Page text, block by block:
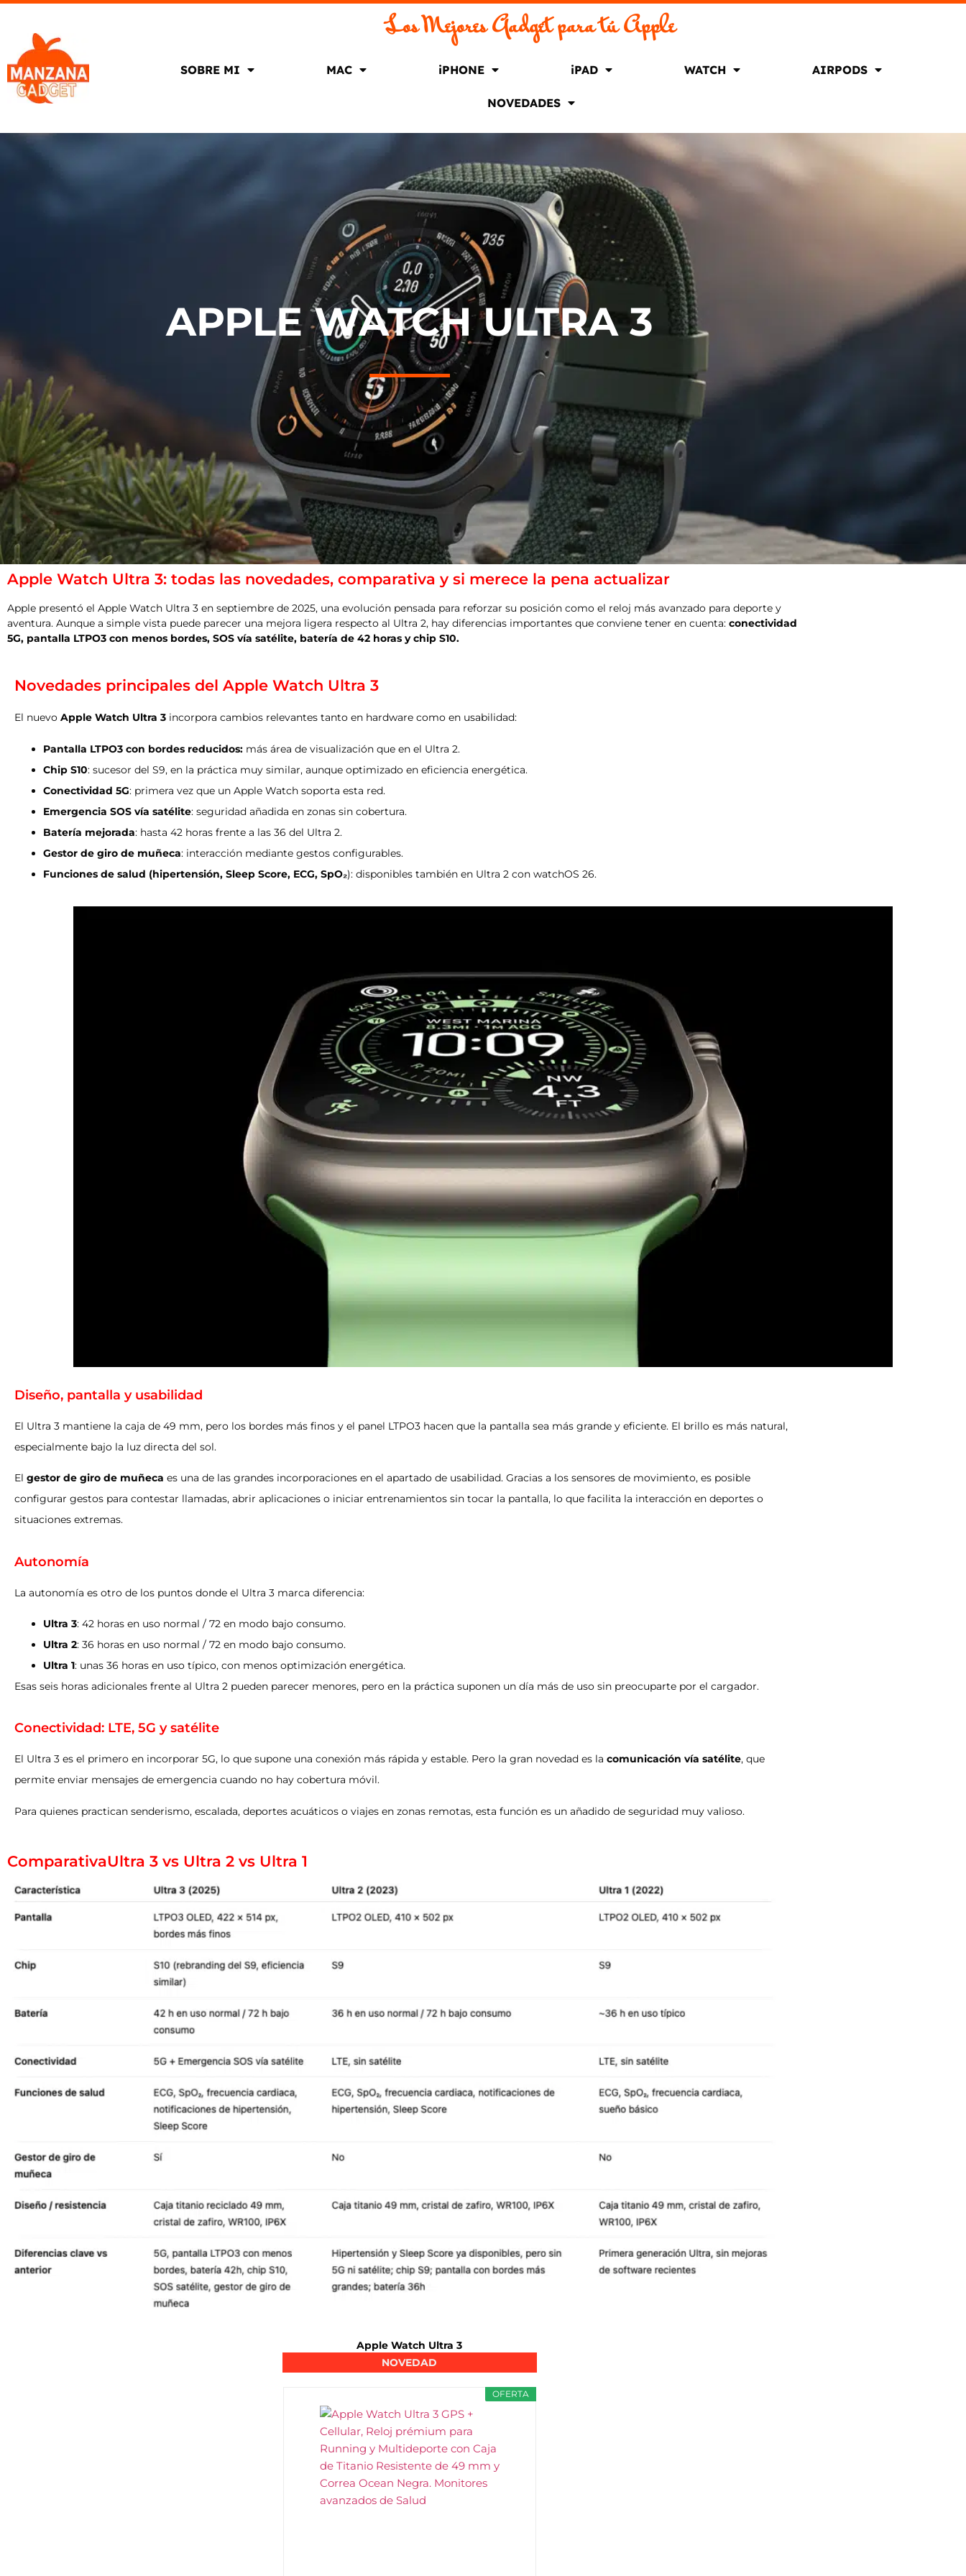
Los Mejores Gadget para tú Apple
SOBRE MI MAC iPHONE iPAD WATCH AIRPODS
NOVEDADES
APPLE WATCH ULTRA 3
Apple Watch Ultra 3: todas las novedades, comparativa y si merece la pena actualizar
Apple presentó el Apple Watch Ultra 3 en septiembre de 2025, una evolución pensada para reforzar su posición como el reloj más avanzado para deporte y
aventura. Aunque a simple vista puede parecer una mejora ligera respecto al Ultra 2, hay diferencias importantes que conviene tener en cuenta: conectividad
5G, pantalla LTPO3 con menos bordes, SOS vía satélite, batería de 42 horas y chip S10.
Novedades principales del Apple Watch Ultra 3
El nuevo Apple Watch Ultra 3 incorpora cambios relevantes tanto en hardware como en usabilidad:
Pantalla LTPO3 con bordes reducidos: más área de visualización que en el Ultra 2.
Chip S10: sucesor del S9, en la práctica muy similar, aunque optimizado en eficiencia energética.
Conectividad 5G: primera vez que un Apple Watch soporta esta red.
Emergencia SOS vía satélite: seguridad añadida en zonas sin cobertura.
Batería mejorada: hasta 42 horas frente a las 36 del Ultra 2.
Gestor de giro de muñeca: interacción mediante gestos configurables.
Funciones de salud (hipertensión, Sleep Score, ECG, SpO₂): disponibles también en Ultra 2 con watchOS 26.
Diseño, pantalla y usabilidad
El Ultra 3 mantiene la caja de 49 mm, pero los bordes más finos y el panel LTPO3 hacen que la pantalla sea más grande y eficiente. El brillo es más natural,
especialmente bajo la luz directa del sol.
El gestor de giro de muñeca es una de las grandes incorporaciones en el apartado de usabilidad. Gracias a los sensores de movimiento, es posible
configurar gestos para contestar llamadas, abrir aplicaciones o iniciar entrenamientos sin tocar la pantalla, lo que facilita la interacción en deportes o
situaciones extremas.
Autonomía
La autonomía es otro de los puntos donde el Ultra 3 marca diferencia:
Ultra 3: 42 horas en uso normal / 72 en modo bajo consumo.
Ultra 2: 36 horas en uso normal / 72 en modo bajo consumo.
Ultra 1: unas 36 horas en uso típico, con menos optimización energética.
Esas seis horas adicionales frente al Ultra 2 pueden parecer menores, pero en la práctica suponen un día más de uso sin preocuparte por el cargador.
Conectividad: LTE, 5G y satélite
El Ultra 3 es el primero en incorporar 5G, lo que supone una conexión más rápida y estable. Pero la gran novedad es la comunicación vía satélite, que
permite enviar mensajes de emergencia cuando no hay cobertura móvil.
Para quienes practican senderismo, escalada, deportes acuáticos o viajes en zonas remotas, esta función es un añadido de seguridad muy valioso.
ComparativaUltra 3 vs Ultra 2 vs Ultra 1
Apple Watch Ultra 3
NOVEDAD
OFERTA